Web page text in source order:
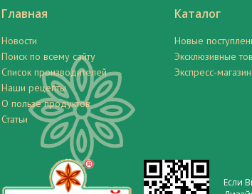
Главная
Новости
Поиск по всему сайту
Список производителей
Наши рецепты
О пользе продуктов
Статьи
Каталог
Новые
Эксклюзивные
Экспресс-магазин
Если